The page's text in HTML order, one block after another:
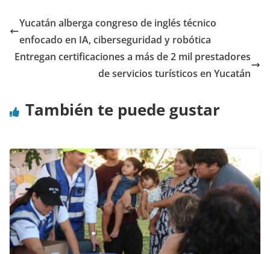
Yucatán alberga congreso de inglés técnico
enfocado en IA, ciberseguridad y robótica
Entregan certificaciones a más de 2 mil prestadores
de servicios turísticos en Yucatán
También te puede gustar